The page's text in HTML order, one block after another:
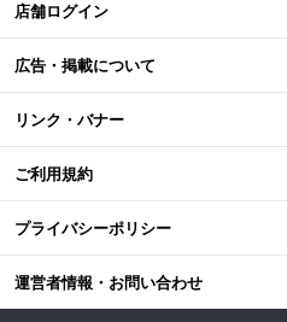
錦糸町・葛飾・江戸川
立川・八王子・町田・福生
栃木県
群馬県
滋賀県
奈良県
和歌山県
新潟県
岐阜県
三重県
山梨県
長野県
石川県
広島県
岡山県
鳥取県
島根県
山口県
香川県
九州・沖縄全域
福岡県
熊本県
佐賀県
長崎県
大分県
店舗ログイン
広告・掲載について
リンク・バナー
ご利用規約
プライバシーポリシー
運営者情報・お問い合わせ